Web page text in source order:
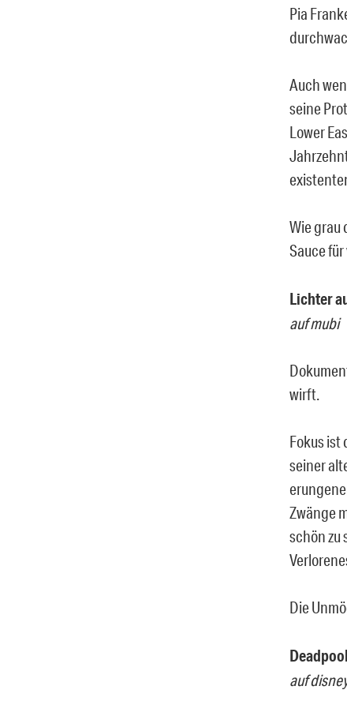
Pia
Auch
seine
Lower
Wie grau
Sauce
Lichter
auf mubi
wirft.
Fokus ist
seiner
Zwänge
schön zu
Die
auf